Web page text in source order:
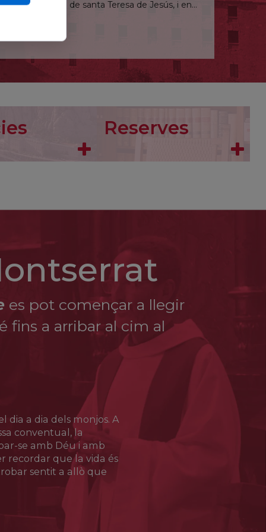
de la vida de santa Teresa de Jesús, i en
les carmelites descalces de Colònia prenent el
«Des d’ara accepto la mort que Déu m’ha
voluntat. Demano al Senyor que m’accepti
fou detinguda i deportada al camp de trànsit
de gas d'Auschwitz: «Existeix una vocació
meva aspiració». Fou canonitzada el 1998 i el
comunitat poc dòcil que volgué enverinar-lo
fou elegit arquebisbe de Rouen el 1055.
del clergat, l’edificació de la catedral i
de Déu en les lluites dels senyors feudals i
que els sants Sixt i Llorenç. La seva
de sant Llorenç, era un dels soldats porters
i mogut per la compassió, s’aproximà a ell
assotat, cridà: «Soc cristià!», i aleshores fou
esdevingué porter en una església de
Reserves
es pot començar a llegir
fins a arribar al cim al
dia a dia dels monjos. A
conventual, la
se amb Déu i amb
recordar que la vida és
sentit a allò que